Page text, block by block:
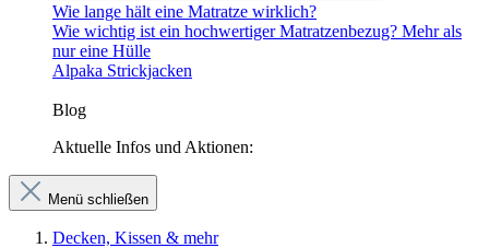
Wie lange hält eine Matratze wirklich?
Wie wichtig ist ein hochwertiger Matratzenbezug? Mehr als
nur eine Hülle
Alpaka Strickjacken
Blog
Aktuelle Infos und Aktionen:
Menü schließen
Decken, Kissen & mehr